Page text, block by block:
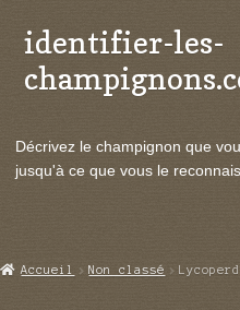
Aller
à
la
Aller
au
contenu
identifier-les-
Actualités
Echanges et contacts
Décrivez le champignon que
jusqu'à ce que vous le
Accueil Non classé